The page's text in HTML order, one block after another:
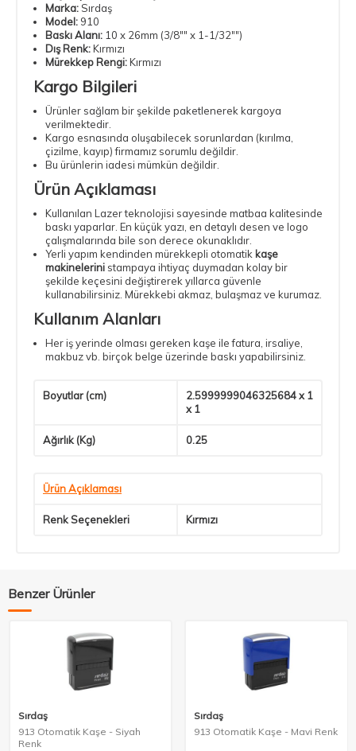
Marka: Sırdaş
Model: 910
Baskı Alanı: 10 x 26mm (3/8"" x 1-1/32"")
Dış Renk:Kırmızı
Mürekkep Rengi:Kırmızı
Kargo Bilgileri
Ürünler sağlam bir şekilde paketlenerek kargoya
verilmektedir.
Kargo esnasında oluşabilecek sorunlardan (kırılma,
çizilme, kayıp) firmamız sorumlu değildir.
Bu ürünlerin iadesi mümkün değildir.
Ürün Açıklaması
Kullanılan Lazer teknolojisi sayesinde matbaa kalitesinde
baskı yaparlar. En küçük yazı, en detaylı desen ve logo
çalışmalarında bile son derece okunaklıdır.
Yerli yapım kendinden mürekkepli otomatik kaşe
makinelerini stampaya ihtiyaç duymadan kolay bir
şekilde keçesini değiştirerek yıllarca güvenle
kullanabilirsiniz. Mürekkebi akmaz, bulaşmaz ve kurumaz.
Kullanım Alanları
Her iş yerinde olması gereken kaşe ile fatura, irsaliye,
makbuz vb. birçok belge üzerinde baskı yapabilirsiniz.
Boyutlar (cm)
2.5999999046325684 x 1
x 1
Ağırlık (Kg) 0.25
Ürün Açıklaması
Renk Seçenekleri Kırmızı
Benzer Ürünler
Sırdaş
913 Otomatik Kaşe - Siyah
Renk
Sırdaş
913 Otomatik Kaşe - Mavi Renk